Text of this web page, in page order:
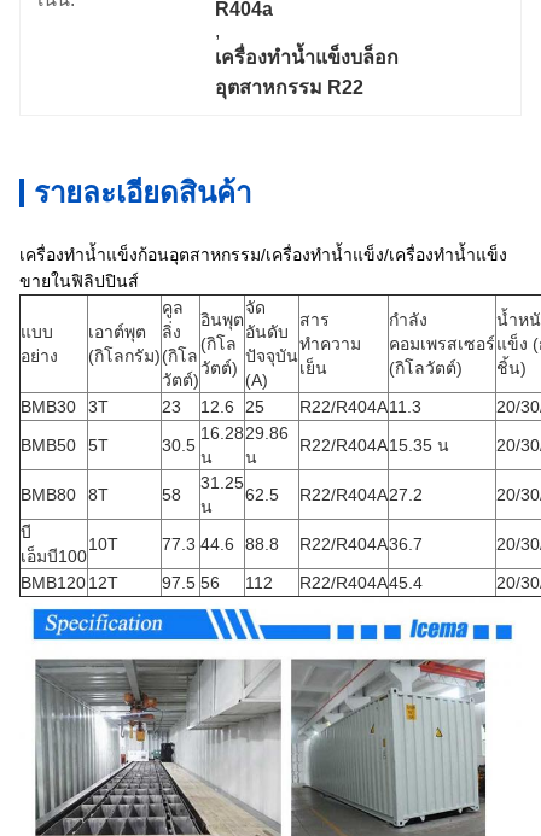
R404a
,
เครื่องทำน้ำแข็งบล็อก
อุตสาหกรรม R22
รายละเอียดสินค้า
เครื่องทำน้ำแข็งก้อนอุตสาหกรรม/เครื่องทำน้ำแข็ง/เครื่องทำน้ำแข็ง
ขายในฟิลิปปินส์
แบบ
อย่าง
เอาต์พุต
(กิโลกรัม)
คูล
ลิ่ง
(กิโล
วัตต์)
อินพุต
(กิโล
วัตต์)
จัด
อันดับ
ปัจจุบัน
(A)
สาร
ทำความ
เย็น
กำลัง
คอมเพรสเซอร์
(กิโลวัตต์)
น้ำห
แข็ง
ชิ้น)
BMB30
3T 23 12.6 25 R22/R404A11.3
20/
BMB50
5T 30.5
16.28
น
29.86
น
R22/R404A15.35 น 20/
BMB80 8T 58
31.25
น
62.5 R22/R404A27.2
20/
บี
เอ็มบี100
10T 77.3 44.6 88.8 R22/R404A36.7
20/
BMB12012T 97.5 56 112 R22/R404A45.4 20/